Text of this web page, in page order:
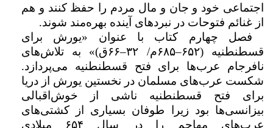
اجتماعی خود و جان و مال مردم را حفظ کنند و هم
از غنائم فتوحات در نبرد‌های آینده بهره‌مند شوند.
فصل چهارم کتاب با عنوان «یورش برای
قسطنطنیه (۶۵۲–۶۸۵ م/ ۳۲–۶۶
ق)» به تلاش‌های
نافرجام عرب‌ها برای فتح قسطنطنیه می‌پردازد.
شکست عرب‌های مسلمان در نخستین یورش از دریا
برای فتح قسطنطنیه ناشی از خوش‌اقبالی
بیزانسی‌ها بود زیرا طوفان بسیاری از کشتی‌های
عرب‌های مهاجم را در سال ۶۵۴
میلادی